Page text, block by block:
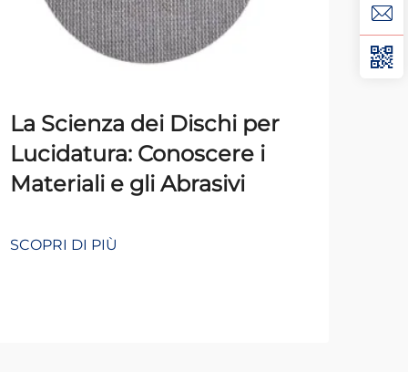
La Scienza dei Dischi per
Lucidatura: Conoscere i
Materiali e gli Abrasivi
SCOPRI DI PIÙ